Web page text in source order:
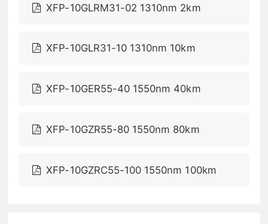
XFP-10GLRM31-02 1310nm 2km
XFP-10GLR31-10 1310nm 10km
XFP-10GER55-40 1550nm 40km
XFP-10GZR55-80 1550nm 80km
XFP-10GZRC55-100 1550nm 100km